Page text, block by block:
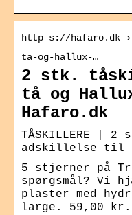
http s://hafaro.dk
ta-og-hallux-…
2 stk.
tå og
Hafaro.dk
TÅSKILLERE |
adskillelse til
5 stjerner på
spørgsmål? Vi
plaster med
large. 59,00 kr.